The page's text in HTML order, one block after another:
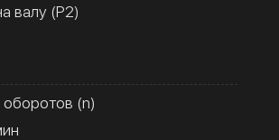
валу (Р2)
(n)